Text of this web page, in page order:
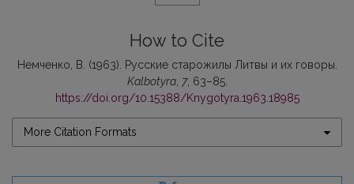
How to Cite
Немченко, В. (1963). Русские старожилы Литвы и их говоры.
Kalbotyra, 7, 63–85.
https://doi.org/10.15388/Knygotyra.1963.18985
More Citation Formats